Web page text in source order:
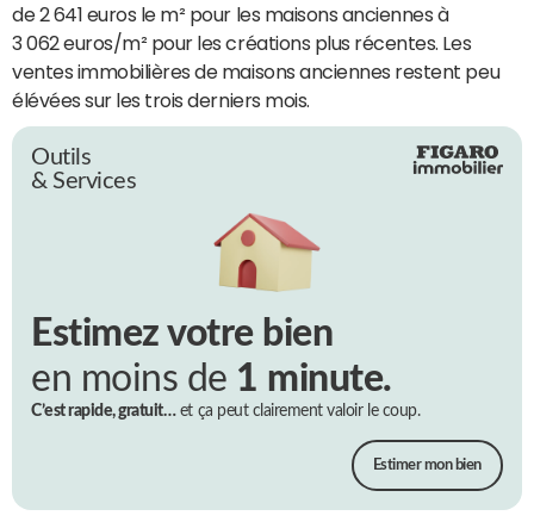
de 2 641 euros le m² pour les maisons anciennes à
3 062 euros/m² pour les créations plus récentes. Les
ventes immobilières de maisons anciennes restent peu
élévées sur les trois derniers mois.
Outils
& Services
Estimez votre bien
en moins de 1 minute.
C’est rapide, gratuit…et ça peut clairement valoir le coup.
Estimer mon bien